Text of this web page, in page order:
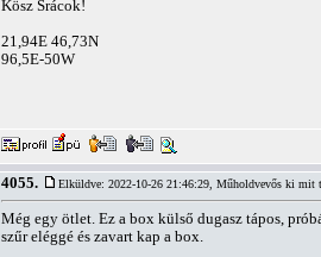
Kösz Srácok!
21,94E 46,73N
96,5E-50W
4055. Elküldve: 2022-10-26 21:46:29, Műholdvevős ki mit
Még egy ötlet. Ez a box külső dugasz tápos,
szűr eléggé és zavart kap a box.